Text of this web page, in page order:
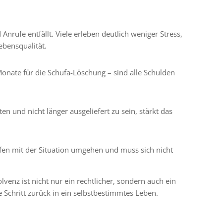
entfällt. Viele erleben deutlich weniger Stress,
für die Schufa-Löschung – sind alle Schulden
und nicht länger ausgeliefert zu sein, stärkt das
mit der Situation umgehen und muss sich nicht
ist nicht nur ein rechtlicher, sondern auch ein
zurück in ein selbstbestimmtes Leben.